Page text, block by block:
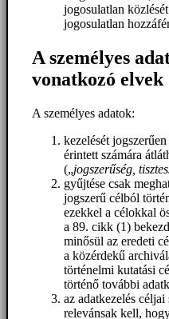
jogosulatlan
jogosulatlan
A személyes
vonatkozó elvek
A személyes adatok:
kezelését
érintett számára
(„jogszerűség,
gyűjtése csak
jogszerű célból
ezekkel a célokkal
a 89. cikk (1)
minősül az eredeti
a közérdekű
történelmi kutatási
történő további
az adatkezelés
relevánsak kell,